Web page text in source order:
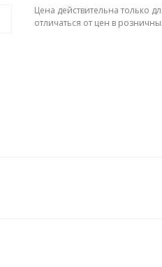
Цена действительна только
отличаться от цен в